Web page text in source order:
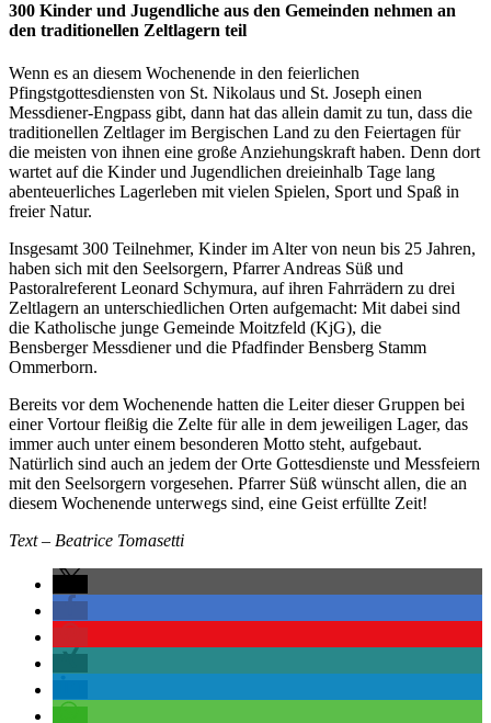
300 Kinder und Jugendliche aus den Gemeinden nehmen an
den traditionellen Zeltlagern teil
Wenn es an diesem Wochenende in den feierlichen
Pfingstgottesdiensten von St. Nikolaus und St. Joseph einen
Messdiener-Engpass gibt, dann hat das allein damit zu tun, dass die
traditionellen Zeltlager im Bergischen Land zu den Feiertagen für
die meisten von ihnen eine große Anziehungskraft haben. Denn dort
wartet auf die Kinder und Jugendlichen dreieinhalb Tage lang
abenteuerliches Lagerleben mit vielen Spielen, Sport und Spaß in
freier Natur.
Insgesamt 300 Teilnehmer, Kinder im Alter von neun bis 25 Jahren,
haben sich mit den Seelsorgern, Pfarrer Andreas Süß und
Pastoralreferent Leonard Schymura, auf ihren Fahrrädern zu drei
Zeltlagern an unterschiedlichen Orten aufgemacht: Mit dabei sind
die Katholische junge Gemeinde Moitzfeld (KjG), die
Bensberger Messdiener und die Pfadfinder Bensberg Stamm
Ommerborn.
Bereits vor dem Wochenende hatten die Leiter dieser Gruppen bei
einer Vortour fleißig die Zelte für alle in dem jeweiligen Lager, das
immer auch unter einem besonderen Motto steht, aufgebaut.
Natürlich sind auch an jedem der Orte Gottesdienste und Messfeiern
mit den Seelsorgern vorgesehen. Pfarrer Süß wünscht allen, die an
diesem Wochenende unterwegs sind, eine Geist erfüllte Zeit!
Text – Beatrice Tomasetti